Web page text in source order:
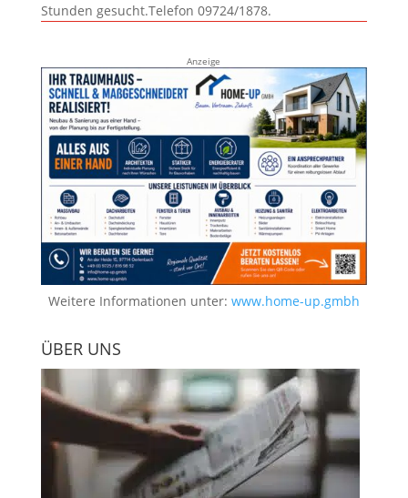
Stunden gesucht.Telefon 09724/1878.
Anzeige
Weitere Informationen unter: www.home-up.gmbh
ÜBER UNS